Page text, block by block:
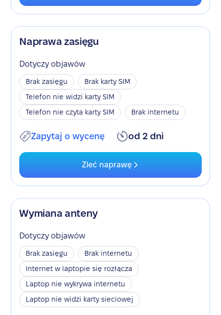
Naprawa zasięgu
Dotyczy objawów
Brak zasięgu
Brak karty SIM
Telefon nie widzi karty SIM
Telefon nie czyta karty SIM
Brak internetu
Zapytaj o wycenę od 2 dni
Zleć naprawę
Wymiana anteny
Dotyczy objawów
Brak zasięgu
Brak internetu
Internet w laptopie się rozłącza
Laptop nie wykrywa internetu
Laptop nie widzi karty sieciowej